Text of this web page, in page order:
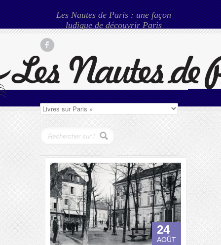
Les Nautes de Paris : une façon
ludique de découvrir Paris
24
AOÛT